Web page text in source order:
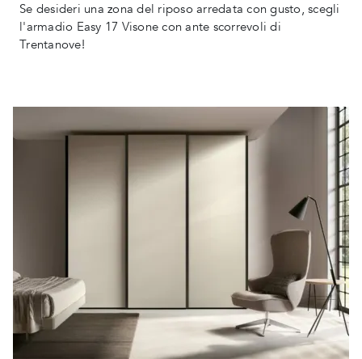
Se desideri una zona del riposo arredata con gusto, scegli
l'armadio Easy 17 Visone con ante scorrevoli di
Trentanove!